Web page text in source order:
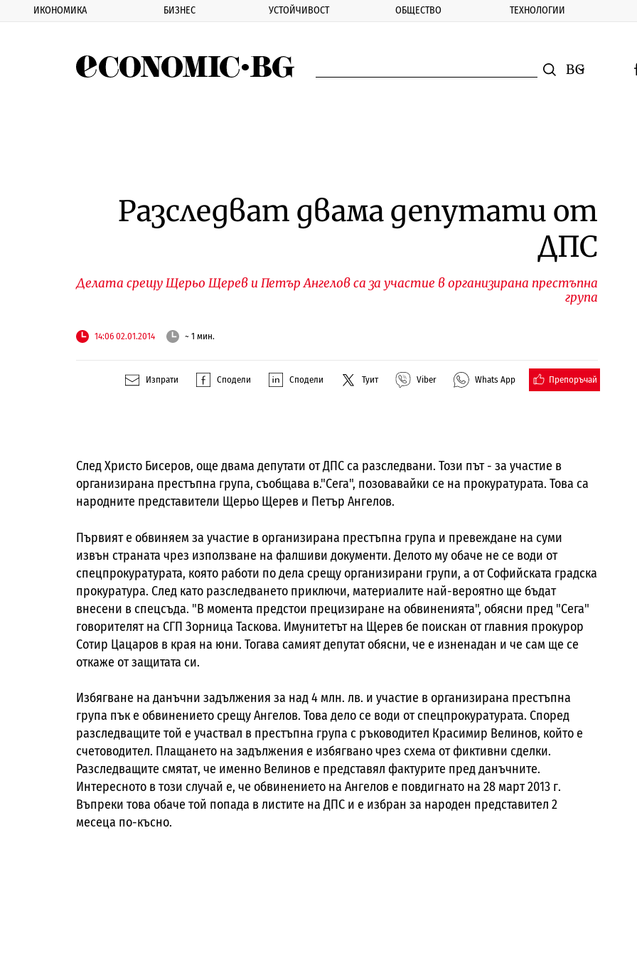
ИКОНОМИКА БИЗНЕС УСТОЙЧИВОСТ ОБЩЕСТВО ТЕХНОЛОГИИ
Смяна на
Разследват двама депутати от
ДПС
Делата срещу Щерьо Щерев и Петър Ангелов са за участие в организирана престъпна
група
14:06 02.01.2014 ~ 1 мин.
Изпрати Сподели Сподели Туит Viber Whats App Препоръчай
След Христо Бисеров, още двама депутати от ДПС са разследвани. Този път - за участие в
организирана престъпна група, съобщава в."Сега", позовавайки се на прокуратурата. Това са
народните представители Щерьо Щерев и Петър Ангелов.
Първият е обвиняем за участие в организирана престъпна група и превеждане на суми
извън страната чрез използване на фалшиви документи. Делото му обаче не се води от
спецпрокуратурата, която работи по дела срещу организирани групи, а от Софийската градска
прокуратура. След като разследването приключи, материалите най-вероятно ще бъдат
внесени в спецсъда. "В момента предстои прецизиране на обвиненията", обясни пред "Сега"
говорителят на СГП Зорница Таскова. Имунитетът на Щерев бе поискан от главния прокурор
Сотир Цацаров в края на юни. Тогава самият депутат обясни, че е изненадан и че сам ще се
откаже от защитата си.
Избягване на данъчни задължения за над 4 млн. лв. и участие в организирана престъпна
група пък е обвинението срещу Ангелов. Това дело се води от спецпрокуратурата. Според
разследващите той е участвал в престъпна група с ръководител Красимир Велинов, който е
счетоводител. Плащането на задължения е избягвано чрез схема от фиктивни сделки.
Разследващите смятат, че именно Велинов е представял фактурите пред данъчните.
Интересното в този случай е, че обвинението на Ангелов е повдигнато на 28 март 2013 г.
Въпреки това обаче той попада в листите на ДПС и е избран за народен представител 2
месеца по-късно.